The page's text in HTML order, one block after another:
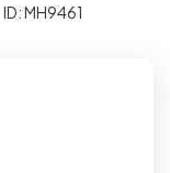
ID: MH9461